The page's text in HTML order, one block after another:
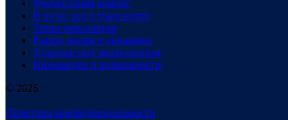
Финансовый компас
В пути: все о транспорте
Техно-революция
Рынок жилья в динамике
Здоровье под микроскопом
Инновации и возможности
© 2026
Политика конфиденциальности